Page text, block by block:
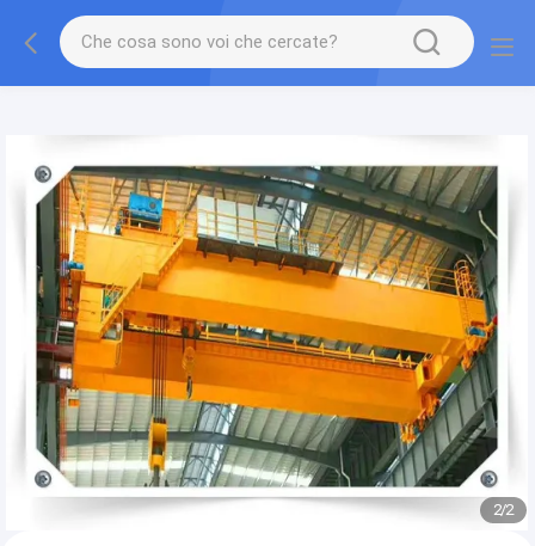
gtag('config', 'G-QWE9HWC3PF', {cookie_flags:
"SameSite=None;Secure"});
2/2